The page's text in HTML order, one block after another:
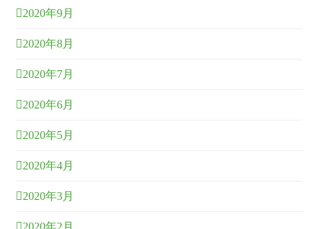
2020年9月
2020年8月
2020年7月
2020年6月
2020年5月
2020年4月
2020年3月